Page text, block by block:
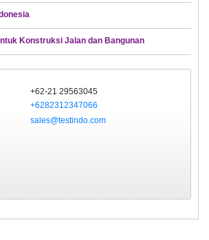
Konstruksi Jalan dan Bangunan
+62-21 29563045
+6282312347066
sales@testindo.com